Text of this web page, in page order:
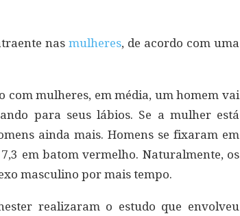
nas mulheres, de acordo com uma
com mulheres, em média, um homem vai
para seus lábios. Se a mulher está
ainda mais. Homens se fixaram em
em batom vermelho. Naturalmente, os
masculino por mais tempo.
realizaram o estudo que envolveu